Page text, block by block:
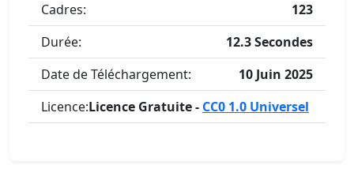
Cadres:
123
Durée:
12.3 Secondes
Date de Téléchargement:
10 Juin 2025
Licence:Licence Gratuite - CC0 1.0 Universel